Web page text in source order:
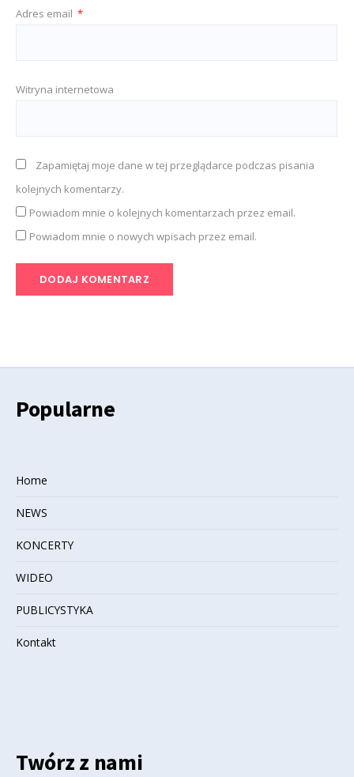
Adres email *
Witryna internetowa
Zapamiętaj moje dane w tej przeglądarce podczas pisania
kolejnych komentarzy.
Powiadom mnie o kolejnych komentarzach przez email.
Powiadom mnie o nowych wpisach przez email.
Popularne
Home
NEWS
KONCERTY
WIDEO
PUBLICYSTYKA
Kontakt
Twórz z nami